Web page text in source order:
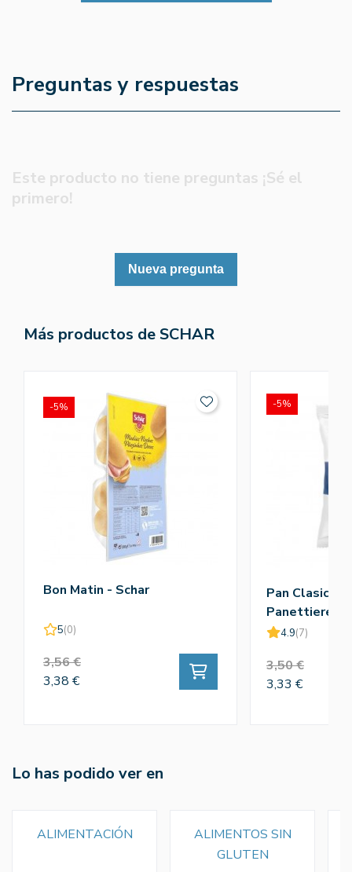
Preguntas y respuestas
Este producto no tiene preguntas ¡Sé el
primero!
Nueva pregunta
Más productos de SCHAR
Bon Matin - Schar
5(0)
3,56 €
3,38 €
-5%
Pan Clasico
Panettiere
4.9(7)
3,50 €
3,33 €
-5%
Lo has podido ver en
ALIMENTACIÓN
ALIMENTOS SIN
GLUTEN